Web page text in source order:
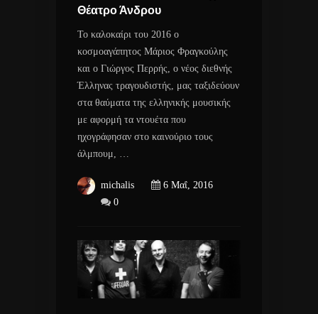
Θέατρο Άνδρου
Το καλοκαίρι του 2016 o
κοσμοαγάπητος Μάριος Φραγκούλης
και ο Γιώργος Περρής, o νέος διεθνής
Έλληνας τραγουδιστής, μας ταξιδεύουν
στα θαύματα της ελληνικής μουσικής
με αφορμή τα ντουέτα που
ηχογράφησαν στο καινούριο τους
άλμπουμ, …
michalis
6 Μαΐ, 2016
0